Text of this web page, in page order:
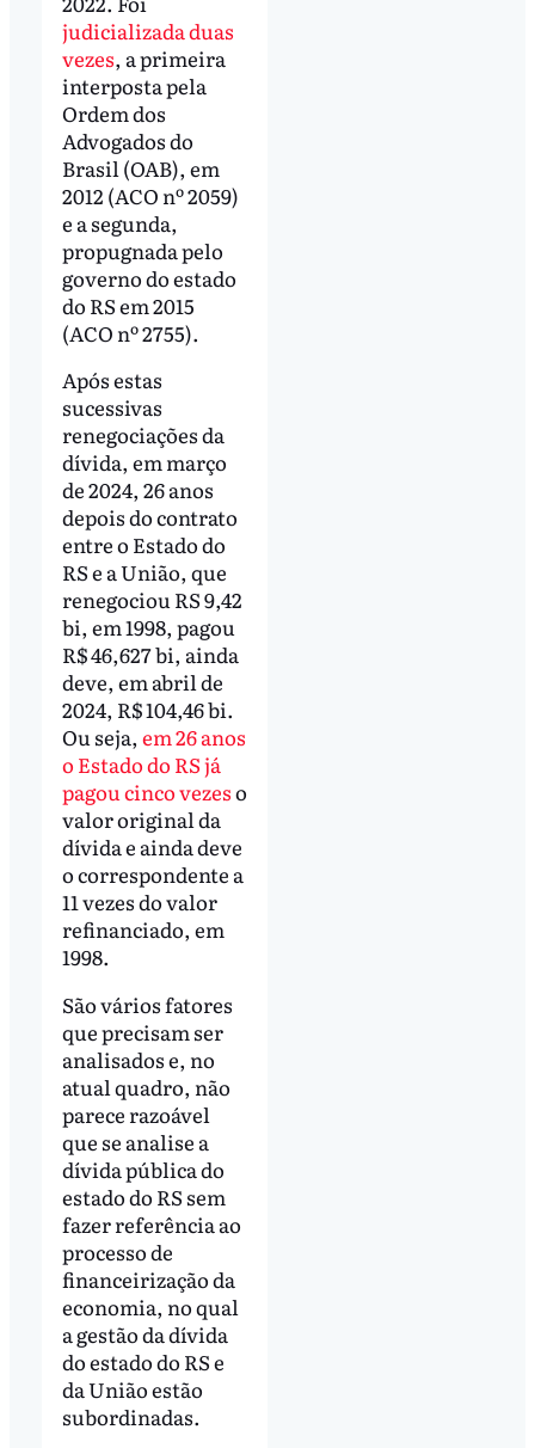
judicializada duas
vezes, a primeira
interposta pela
Ordem dos
Advogados do
Brasil (OAB), em
2012 (ACO nº 2059)
e a segunda,
propugnada pelo
governo do estado
do RS em 2015
(ACO nº 2755).
Após estas
sucessivas
renegociações da
dívida, em março
de 2024, 26 anos
depois do contrato
entre o Estado do
RS e a União, que
renegociou RS 9,42
bi, em 1998, pagou
R$ 46,627 bi, ainda
deve, em abril de
2024, R$ 104,46 bi.
Ou seja, em 26 anos
o Estado do RS já
pagou cinco vezeso
valor original da
dívida e ainda deve
o correspondente a
11 vezes do valor
refinanciado, em
1998.
São vários fatores
que precisam ser
analisados e, no
atual quadro, não
parece razoável
que se analise a
dívida pública do
estado do RS sem
fazer referência ao
processo de
financeirização da
economia, no qual
a gestão da dívida
do estado do RS e
da União estão
subordinadas.